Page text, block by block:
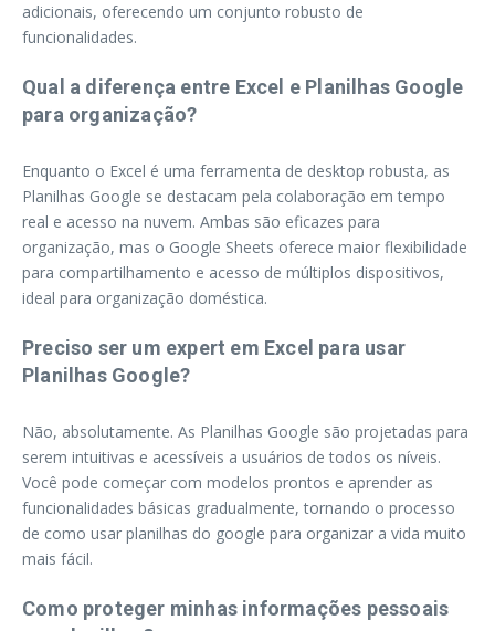
adicionais, oferecendo um conjunto robusto de
funcionalidades.
Qual a diferença entre Excel e Planilhas Google
para organização?
Enquanto o Excel é uma ferramenta de desktop robusta, as
Planilhas Google se destacam pela colaboração em tempo
real e acesso na nuvem. Ambas são eficazes para
organização, mas o Google Sheets oferece maior flexibilidade
para compartilhamento e acesso de múltiplos dispositivos,
ideal para organização doméstica.
Preciso ser um expert em Excel para usar
Planilhas Google?
Não, absolutamente. As Planilhas Google são projetadas para
serem intuitivas e acessíveis a usuários de todos os níveis.
Você pode começar com modelos prontos e aprender as
funcionalidades básicas gradualmente, tornando o processo
de como usar planilhas do google para organizar a vida muito
mais fácil.
Como proteger minhas informações pessoais